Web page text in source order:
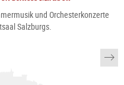
und Orchesterkonzerte
Salzburgs.